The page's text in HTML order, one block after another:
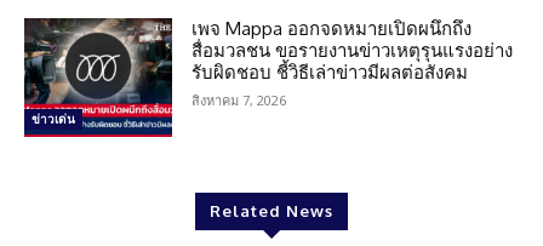
ข่าวเด่น
เพจ Mappa ออกจดหมายเปิดผนึกถึง
สื่อมวลชน ขอรายงานข่าวเหตุรุนแรงอย่าง
รับผิดชอบ ชี้วิธีเล่าข่าวมีผลต่อสังคม
สิงหาคม 7, 2026
Related News